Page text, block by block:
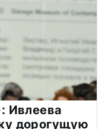
Ивлеева
дорогущую